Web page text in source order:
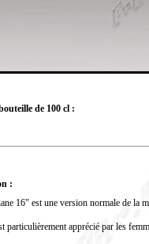
de 100 cl :
:
16" est une version normale de la
particulièrement apprécié par les